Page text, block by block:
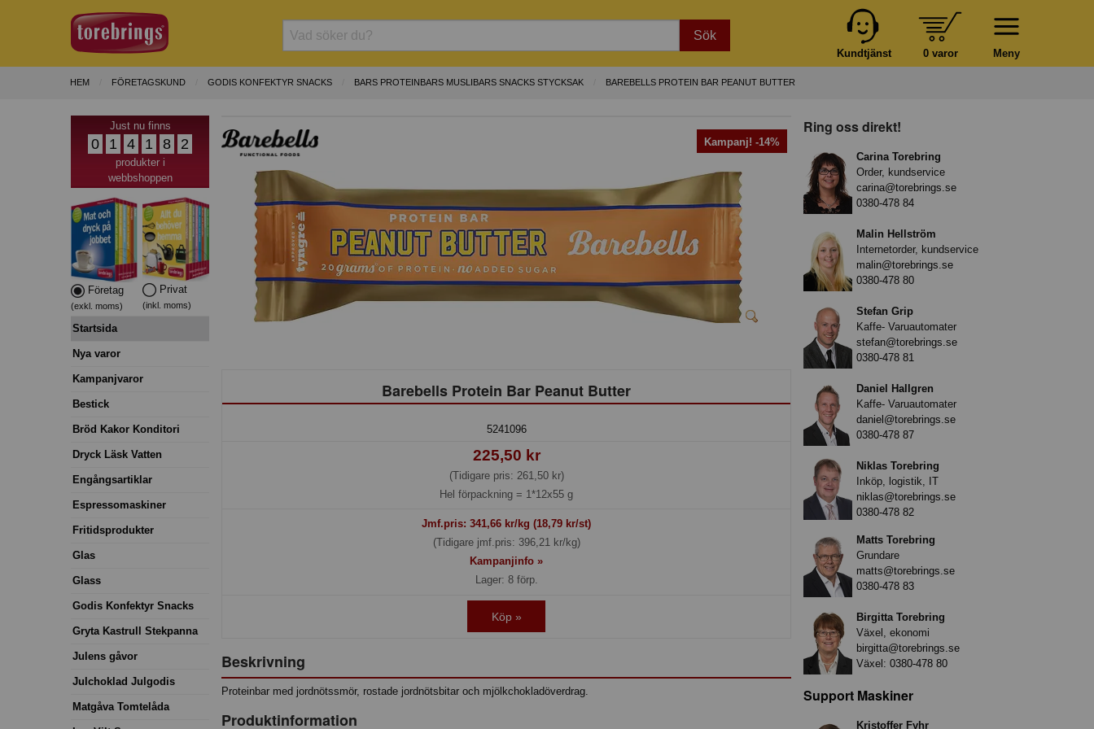
Sök
Meny
0 varor
Kundtjänst
HEM FÖRETAGSKUND GODIS KONFEKTYR SNACKS BARS PROTEINBARS MUSLIBARS SNACKS STYCKSAK BAREBELLS PROTEIN BAR PEANUT BUTTER
Just nu finns
0 1 4 1 8 2
produkter i
webbshoppen
Företag
(exkl. moms)
Privat
(inkl. moms)
Startsida
Nya varor
Kampanjvaror
Bestick
Bröd Kakor Konditori
Dryck Läsk Vatten
Engångsartiklar
Espressomaskiner
Fritidsprodukter
Glas
Glass
Godis Konfektyr Snacks
Gryta Kastrull Stekpanna
Julens gåvor
Julchoklad Julgodis
Matgåva Tomtelåda
Kampanj! -14%
Barebells Protein Bar Peanut Butter
5241096
225,50 kr
(Tidigare pris: 261,50 kr)
Hel förpackning = 1*12x55 g
Jmf.pris: 341,66 kr/kg (18,79 kr/st)
(Tidigare jmf.pris: 396,21 kr/kg)
Kampanjinfo »
Lager: 8 förp.
Köp »
Beskrivning
Proteinbar med jordnötssmör, rostade jordnötsbitar och mjölkchokladöverdrag.
Produktinformation
Ring oss direkt!
Carina Torebring
Order, kundservice
carina@torebrings.se
0380-478 84
Malin Hellström
Internetorder, kundservice
malin@torebrings.se
0380-478 80
Stefan Grip
Kaffe- Varuautomater
stefan@torebrings.se
0380-478 81
Daniel Hallgren
Kaffe- Varuautomater
daniel@torebrings.se
0380-478 87
Niklas Torebring
Inköp, logistik, IT
niklas@torebrings.se
0380-478 82
Matts Torebring
Grundare
matts@torebrings.se
0380-478 83
Birgitta Torebring
Växel, ekonomi
birgitta@torebrings.se
Växel: 0380-478 80
Support Maskiner
Kristoffer Fyhr